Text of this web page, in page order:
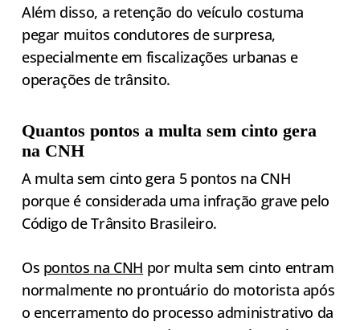
Além disso, a retenção do veículo costuma
pegar muitos condutores de surpresa,
especialmente em fiscalizações urbanas e
operações de trânsito.
Quantos pontos a multa sem cinto gera
na CNH
A multa sem cinto gera 5 pontos na CNH
porque é considerada uma infração grave pelo
Código de Trânsito Brasileiro.
Os pontos na CNH por multa sem cinto entram
normalmente no prontuário do motorista após
o encerramento do processo administrativo da